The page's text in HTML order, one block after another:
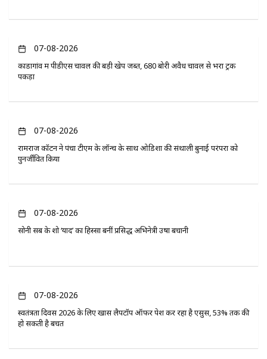
07-08-2026
कोंडागांव में पीडीएस चावल की बड़ी खेप जब्त, 680 बोरी अवैध चावल से भरा ट्रक
पकड़ा
07-08-2026
रामराज कॉटन ने पंचा टीएम के लॉन्च के साथ ओडिशा की संथाली बुनाई परंपरा को
पुनर्जीवित किया
07-08-2026
सोनी सब के शो ‘यादें’ का हिस्सा बनीं प्रसिद्ध अभिनेत्री उषा बचानी
07-08-2026
स्वतंत्रता दिवस 2026 के लिए खास लैपटॉप ऑफर पेश कर रहा है एसुस, 53% तक की
हो सकती है बचत